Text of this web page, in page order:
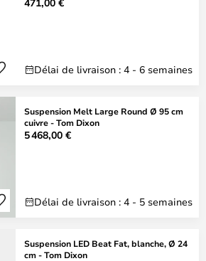
Délai de livraison : 4 - 6 semaines
Suspension Melt Large Round Ø 95 cm
cuivre - Tom Dixon
5 468,00 €
Délai de livraison : 4 - 5 semaines
Suspension LED Beat Fat, blanche, Ø 24
cm - Tom Dixon